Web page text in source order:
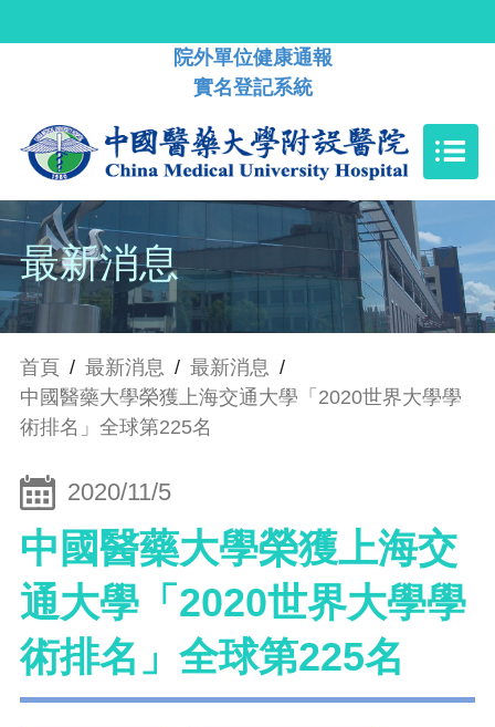
院外單位健康通報
實名登記系統
最新消息
首頁 / 最新消息 / 最新消息 /
中國醫藥大學榮獲上海交通大學「2020世界大學學
術排名」全球第225名
2020/11/5
中國醫藥大學榮獲上海交
通大學「2020世界大學學
術排名」全球第225名